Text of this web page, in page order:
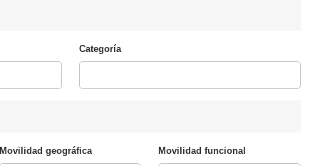
Categoría
Movilidad geográfica Movilidad funcional